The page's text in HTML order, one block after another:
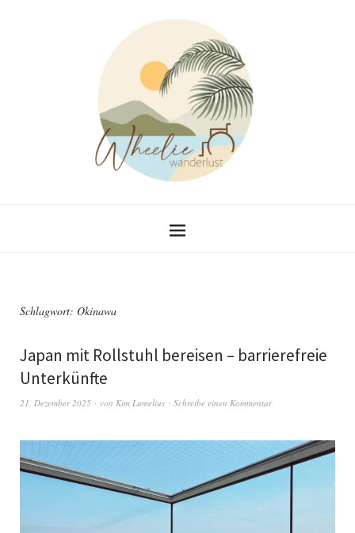
Schlagwort: Okinawa
Japan mit Rollstuhl bereisen – barrierefreie
Unterkünfte
21. Dezember 2025 von Kim Lumelius Schreibe einen Kommentar